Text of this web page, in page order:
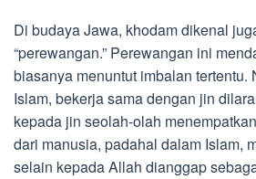
Di budaya Jawa, khodam dikenal
“perewangan.” Perewangan ini
biasanya menuntut imbalan tertentu.
Islam, bekerja sama dengan jin
kepada jin seolah-olah
dari manusia, padahal dalam Islam,
selain kepada Allah dianggap